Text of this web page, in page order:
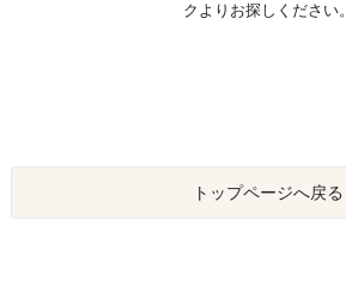
クよりお探しください。
トップページへ戻る